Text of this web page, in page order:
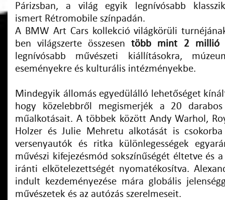
Párizsban, a világ egyik legnívósabb
ismert Rétromobile színpadán.
A BMW Art Cars kollekció világkörüli
ben világszerte összesentöbb mint 2 millió
legnívósabb művészeti kiállításokra,
eseményekre és kulturális intézményekbe.
Mindegyik állomás egyedülálló lehetőséget
hogy közelebbről megismerjék a 20
műalkotásait. A többek között Andy Warhol,
Holzer és Julie Mehretu alkotását is
versenyautók és ritka különlegességek
művészi kifejezésmód sokszínűségét éltetve és
iránti elkötelezettségét nyomatékosítva.
indult kezdeményezése mára globális
művészetek és az autózás szerelmeseit.